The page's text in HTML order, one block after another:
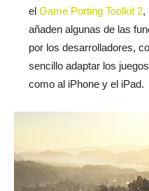
el Game Porting Toolkit 2,
añaden algunas de las
por los desarrolladores,
sencillo adaptar los
como al iPhone y el iPad.